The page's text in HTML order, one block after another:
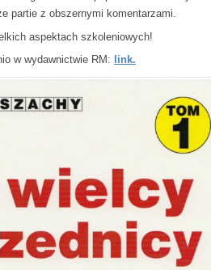
partie z obszernymi komentarzami.
aspektach szkoleniowych!
w wydawnictwie RM:
link.